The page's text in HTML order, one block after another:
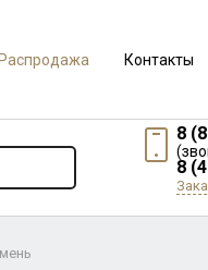
Распродажа Контакты
8
8